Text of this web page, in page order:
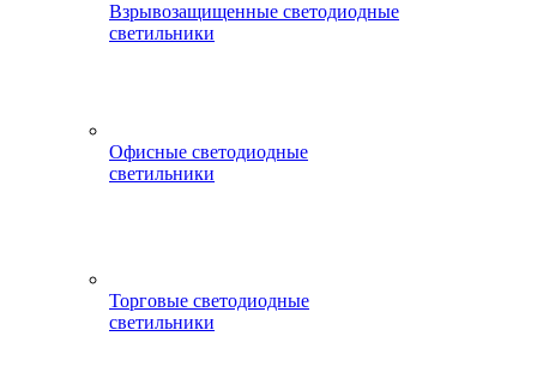
Взрывозащищенные светодиодные
светильники
Офисные светодиодные
светильники
Торговые светодиодные
светильники